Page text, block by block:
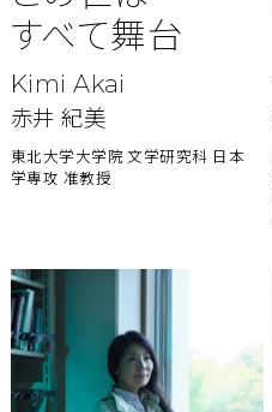
すべて舞台
Kimi Akai
赤井 紀美
東北大学大学院 文学研究科 日本
学専攻 准教授